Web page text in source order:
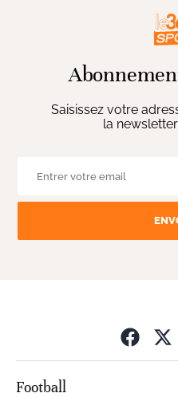
Saisissez votre
la
Football